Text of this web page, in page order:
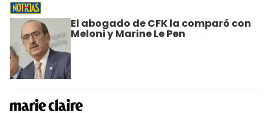
El abogado de CFK la comparó con
Meloni y Marine Le Pen